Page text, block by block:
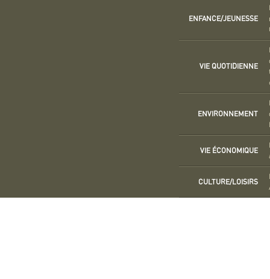
ENFANCE/JEUNESSE
VIE QUOTIDIENNE
ENVIRONNEMENT
VIE ÉCONOMIQUE
CULTURE/LOISIRS